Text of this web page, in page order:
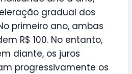
gradual dos
primeiro ano, ambas
R$ 100. No entanto,
diante, os juros
progressivamente os